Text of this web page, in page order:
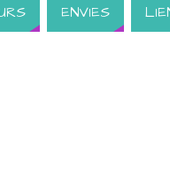
ENVIES